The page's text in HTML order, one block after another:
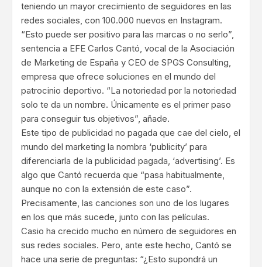
teniendo un mayor crecimiento de seguidores en las
redes sociales, con 100.000 nuevos en Instagram.
“Esto puede ser positivo para las marcas o no serlo”,
sentencia a EFE Carlos Cantó, vocal de la Asociación
de Marketing de España y CEO de SPGS Consulting,
empresa que ofrece soluciones en el mundo del
patrocinio deportivo. “La notoriedad por la notoriedad
solo te da un nombre. Únicamente es el primer paso
para conseguir tus objetivos”, añade.
Este tipo de publicidad no pagada que cae del cielo, el
mundo del marketing la nombra ‘publicity’ para
diferenciarla de la publicidad pagada, ‘advertising’. Es
algo que Cantó recuerda que “pasa habitualmente,
aunque no con la extensión de este caso”.
Precisamente, las canciones son uno de los lugares
en los que más sucede, junto con las películas.
Casio ha crecido mucho en número de seguidores en
sus redes sociales. Pero, ante este hecho, Cantó se
hace una serie de preguntas: “¿Esto supondrá un